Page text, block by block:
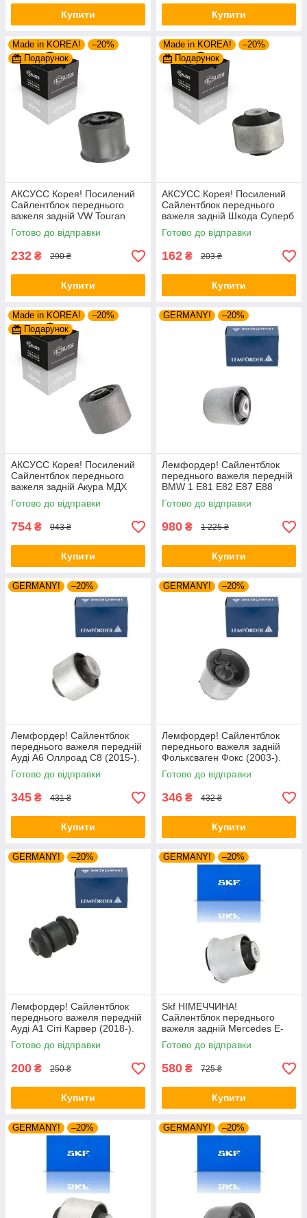
Купити Купити
Made in KOREA!
–20%
Подарунок
АКСУСС Корея! Посилений
Сайлентблок переднього
важеля задній VW Touran
(2003-). 34559 , JBU602 ,
VKDS331037
Готово до відправки
232 ₴ 290 ₴
Купити
Made in KOREA!
–20%
Подарунок
АКСУСС Корея! Посилений
Сайлентблок переднього
важеля задній Шкода Суперб
I (1994-). Верхній. 35379 ,
JBU138 , TD1062W
Готово до відправки
162 ₴ 203 ₴
Купити
Made in KOREA!
–20%
Подарунок
АКСУСС Корея! Посилений
Сайлентблок переднього
важеля задній Акура МДХ
(2004-). Нижній. HAB-PLB
Готово до відправки
754 ₴ 943 ₴
Купити
GERMANY! –20%
Лемфордер! Сайлентблок
переднього важеля передній
BMW 1 E81 E82 E87 E88
(2004-). Нижній. Внутрішній.
37807 , JBU645 ,
Готово до відправки
980 ₴ 1 225 ₴
Купити
GERMANY! –20%
Лемфордер! Сайлентблок
переднього важеля передній
Ауді А6 Оллроад С8 (2015-).
Верхній. 42214 , FE108113 ,
VKDS331082
Готово до відправки
345 ₴ 431 ₴
Купити
GERMANY! –20%
Лемфордер! Сайлентблок
переднього важеля задній
Фольксваген Фокс (2003-).
34559 , JBU602 ,
VKDS331037
Готово до відправки
346 ₴ 432 ₴
Купити
GERMANY! –20%
Лемфордер! Сайлентблок
переднього важеля передній
Ауді А1 Сіті Карвер (2018-).
Нижній. 10203 , JBU161 ,
FE07856
Готово до відправки
200 ₴ 250 ₴
Купити
GERMANY! –20%
Skf НІМЕЧЧИНА!
Сайлентблок переднього
важеля задній Mercedes E-
Class W211 S211 (2001-).
Верхній. 43495 , JBU790 ,
Готово до відправки
580 ₴ 725 ₴
Купити
GERMANY! –20% GERMANY! –20%